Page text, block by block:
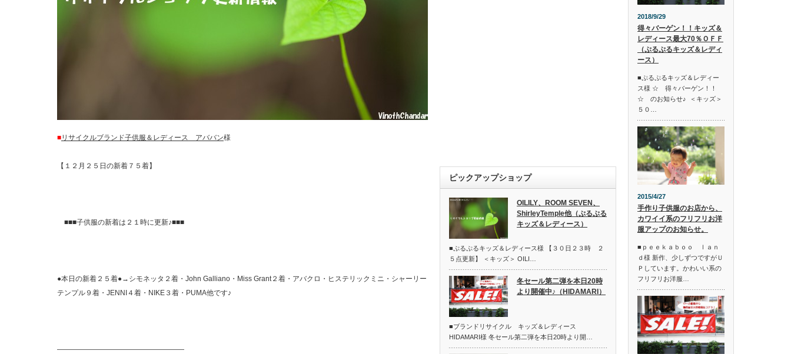
■リサイクルブランド子供服＆レディース アババン様
【１２月２５日の新着７５着】
■■■子供服の新着は２１時に更新♪■■■
●本日の新着２５着●→シモネッタ２着・John Galliano・Miss Grant２着・アバクロ・ヒステリックミニ・シャーリー
テンプル９着・JENNI４着・NIKE３着・PUMA他です♪
——————————————————
ピックアップショップ
OILILY、ROOM SEVEN、
ShirleyTemple他（ぷるぷる
キッズ＆レディース）
■ぷるぷるキッズ＆レディース様 【３０日２３時 ２
５点更新】 ＜キッズ＞ OILI…
冬セール第二弾を本日20時
より開催中♪（HIDAMARI）
■ブランドリサイクル キッズ＆レディース
HIDAMARI様 冬セール第二弾を本日20時より開…
2018/9/29
得々バーゲン！！キッズ＆
レディース最大70％ＯＦＦ
（ぷるぷるキッズ＆レディ
ース）
■ぷるぷるキッズ＆レディー
ス様 ☆ 得々バーゲン！！
☆ のお知らせ♪ ＜キッズ＞
５０…
2015/4/27
手作り子供服のお店から、
カワイイ系のフリフリお洋
服アップのお知らせ。
■ｐｅｅｋａｂｏｏ ｌａｎ
ｄ様 新作、少しずつですがＵ
Ｐしています。かわいい系の
フリフリお洋服…